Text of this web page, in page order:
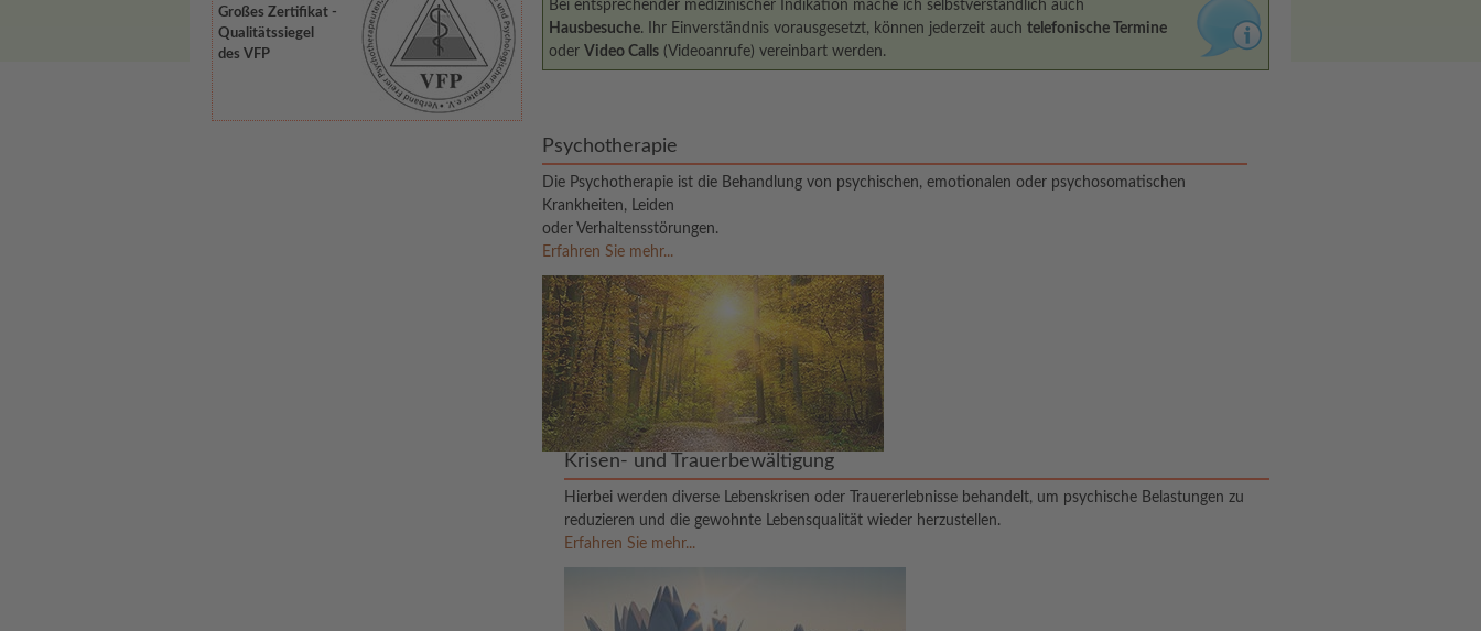
Bei entsprechender medizinischer Indikation mache ich selbstverständlich auch
Hausbesuche. Ihr Einverständnis vorausgesetzt, können jederzeit auch telefonische Termine
oder Video Calls (Videoanrufe) vereinbart werden.
Psychotherapie
Die Psychotherapie ist die Behandlung von psychischen, emotionalen oder psychosomatischen
Krankheiten, Leiden
oder Verhaltensstörungen.
Erfahren Sie mehr...
Krisen- und Trauerbewältigung
Hierbei werden diverse Lebenskrisen oder Trauererlebnisse behandelt, um psychische Belastungen zu
reduzieren und die gewohnte Lebensqualität wieder herzustellen.
Erfahren Sie mehr...
Großes Zertifikat -
Qualitätssiegel
des VFP